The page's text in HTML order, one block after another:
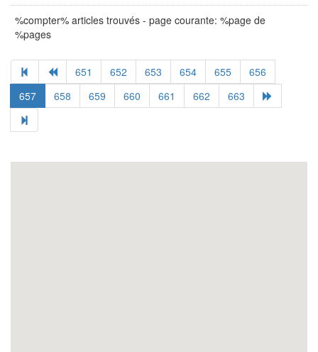
%compter% articles trouvés - page courante: %page de
%pages
651 652 653 654 655
656
657
658 659 660 661 662 663